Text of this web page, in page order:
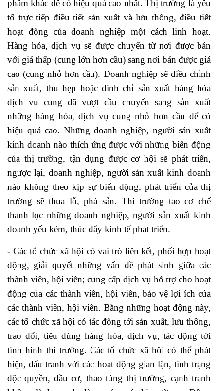
phẩm khác để có hiệu quả cao nhất. Thị trường là yếu
tố trực tiếp điều tiết sản xuất và lưu thông, điều tiết
hoạt động của doanh nghiệp một cách linh hoạt.
Hàng hóa, dịch vụ sẽ được chuyển từ nơi được bán
với giá thấp (cung lớn hơn cầu) sang nơi bán được giá
cao (cung nhỏ hơn cầu). Doanh nghiệp sẽ điều chỉnh
sản xuất, thu hẹp hoặc đình chỉ sản xuất hàng hóa
dịch vụ cung đã vượt cầu chuyển sang sản xuất
những hàng hóa, dịch vụ cung nhỏ hơn cầu để có
hiệu quả cao. Những doanh nghiệp, người sản xuất
kinh doanh nào thích ứng được với những biến động
của thị trường, tận dụng được cơ hội sẽ phát triển,
ngược lại, doanh nghiệp, người sản xuất kinh doanh
nào không theo kịp sự biến động, phát triển của thị
trường sẽ thua lỗ, phá sản. Thị trường tạo cơ chế
thanh lọc những doanh nghiệp, người sản xuất kinh
doanh yếu kém, thúc đẩy kinh tế phát triển.
- Các tổ chức xã hội có vai trò liên kết, phối hợp hoạt
động, giải quyết những vấn đề phát sinh giữa các
thành viên, hội viên; cung cấp dịch vụ hỗ trợ cho hoạt
động của các thành viên, hội viên, bảo vệ lợi ích của
các thành viên, hội viên. Bằng những hoạt động này,
các tổ chức xã hội có tác động tới sản xuất, lưu thông,
trao đổi, tiêu dùng hàng hóa, dịch vụ, tác động tới
tình hình thị trường. Các tổ chức xã hội có thể phát
hiện, đấu tranh với các hoạt động gian lận, tình trạng
độc quyền, đầu cơ, thao túng thị trường, cạnh tranh